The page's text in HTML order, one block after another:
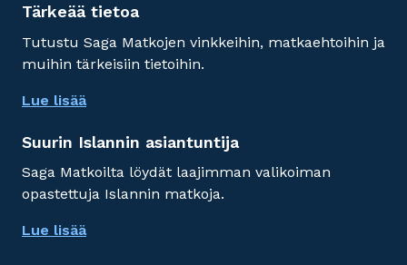
Tärkeää tietoa
Tutustu Saga Matkojen vinkkeihin, matkaehtoihin ja
muihin tärkeisiin tietoihin.
Lue lisää
Suurin Islannin asiantuntija
Saga Matkoilta löydät laajimman valikoiman
opastettuja Islannin matkoja.
Lue lisää